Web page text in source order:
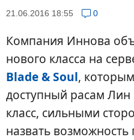
21.06.2016 18:55 0
Компания Иннова
нового класса на
Blade & Soul,
доступный расам
класс, сильными
назвать